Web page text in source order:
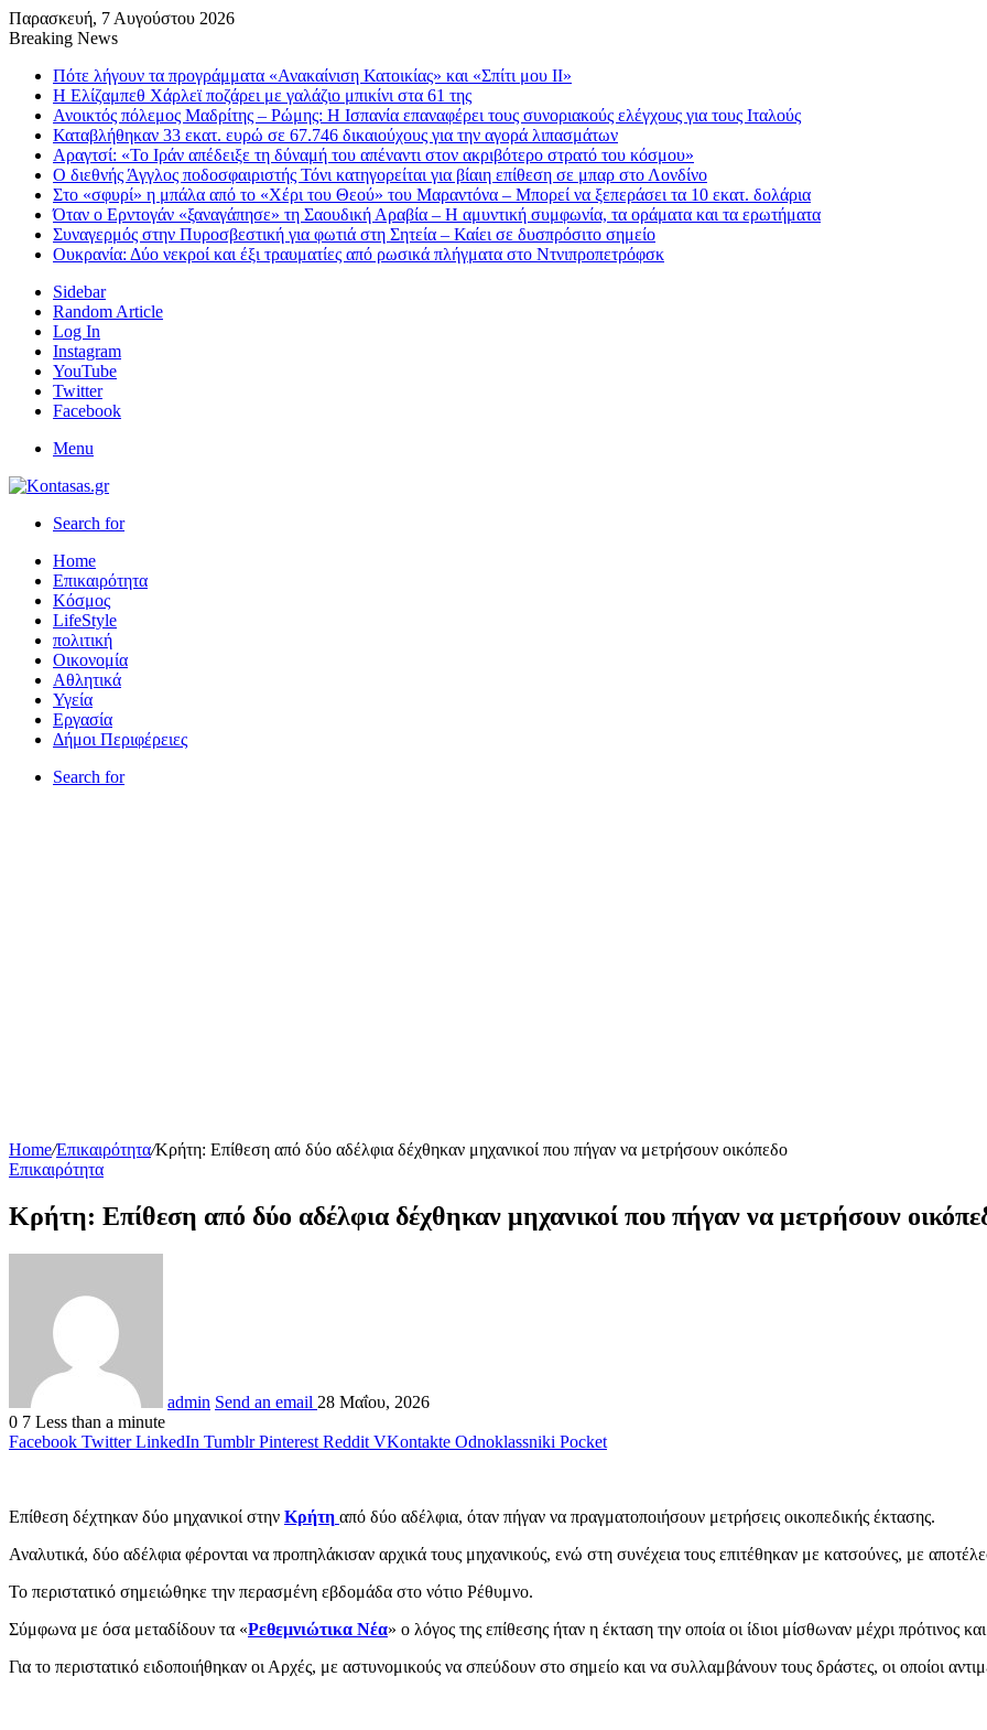
Παρασκευή, 7 Αυγούστου 2026
Breaking News
Πότε λήγουν τα προγράμματα «Ανακαίνιση Κατοικίας» και «Σπίτι μου ΙΙ»
Η Ελίζαμπεθ Χάρλεϊ ποζάρει με γαλάζιο μπικίνι στα 61 της
Ανοικτός πόλεμος Μαδρίτης – Ρώμης: Η Ισπανία επαναφέρει τους συνοριακούς ελέγχους για τους Ιταλούς
Καταβλήθηκαν 33 εκατ. ευρώ σε 67.746 δικαιούχους για την αγορά λιπασμάτων
Αραγτσί: «Το Ιράν απέδειξε τη δύναμή του απέναντι στον ακριβότερο στρατό του κόσμου»
Ο διεθνής Άγγλος ποδοσφαιριστής Τόνι κατηγορείται για βίαιη επίθεση σε μπαρ στο Λονδίνο
Στο «σφυρί» η μπάλα από το «Χέρι του Θεού» του Μαραντόνα – Μπορεί να ξεπεράσει τα 10 εκατ. δολάρια
Όταν ο Ερντογάν «ξαναγάπησε» τη Σαουδική Αραβία – Η αμυντική συμφωνία, τα οράματα και τα ερωτήματα
Συναγερμός στην Πυροσβεστική για φωτιά στη Σητεία – Καίει σε δυσπρόσιτο σημείο
Ουκρανία: Δύο νεκροί και έξι τραυματίες από ρωσικά πλήγματα στο Ντνιπροπετρόφσκ
Sidebar
Random Article
Log In
Instagram
YouTube
Twitter
Facebook
Menu
Search for
Home
Επικαιρότητα
Κόσμος
LifeStyle
πολιτική
Οικονομία
Αθλητικά
Υγεία
Εργασία
Δήμοι Περιφέρειες
Search for
Home/Επικαιρότητα/Κρήτη: Επίθεση από δύο αδέλφια δέχθηκαν μηχανικοί που πήγαν να μετρήσουν οικόπεδο
Επικαιρότητα
Κρήτη: Επίθεση από δύο αδέλφια δέχθηκαν μηχανικοί που πήγαν να μετρήσουν
admin Send an email 28 Μαΐου, 2026
0 7 Less than a minute
Facebook Twitter LinkedIn Tumblr Pinterest Reddit VKontakte Odnoklassniki Pocket
Επίθεση δέχτηκαν δύο μηχανικοί στην Κρήτη από δύο αδέλφια, όταν πήγαν να πραγματοποιήσουν μετρήσεις οικοπεδικής έκτασης.
Αναλυτικά, δύο αδέλφια φέρονται να προπηλάκισαν αρχικά τους μηχανικούς, ενώ στη συνέχεια τους επιτέθηκαν με κατσούνες, με
Το περιστατικό σημειώθηκε την περασμένη εβδομάδα στο νότιο Ρέθυμνο.
Σύμφωνα με όσα μεταδίδουν τα «Ρεθεμνιώτικα Νέα» ο λόγος της επίθεσης ήταν η έκταση την οποία οι ίδιοι μίσθωναν μέχρι πρότινος
Για το περιστατικό ειδοποιήθηκαν οι Αρχές, με αστυνομικούς να σπεύδουν στο σημείο και να συλλαμβάνουν τους δράστες, οι οποίοι